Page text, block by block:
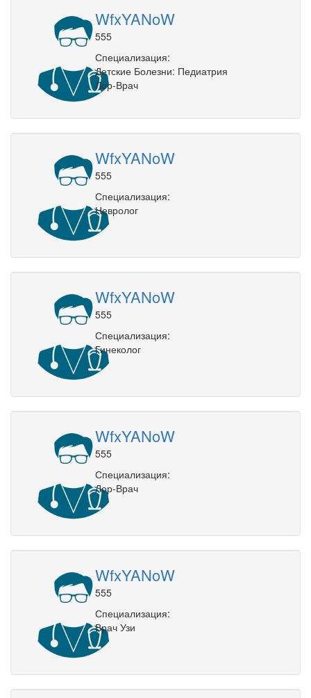
WfxYANoW
555
Специализация:
Детские Болезни: Педиатрия
Лор-Врач
WfxYANoW
555
Специализация:
Невролог
WfxYANoW
555
Специализация:
Гинеколог
WfxYANoW
555
Специализация:
Лор-Врач
WfxYANoW
555
Специализация:
Врач Узи